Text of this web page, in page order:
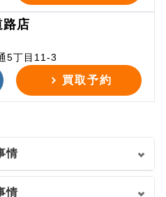
路店
5丁目11-3
買取予約
情
情